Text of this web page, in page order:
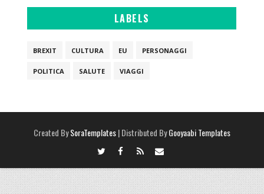
LABELS
BREXIT CULTURA EU PERSONAGGI
POLITICA SALUTE VIAGGI
Created BySoraTemplates| Distributed ByGooyaabi Templates